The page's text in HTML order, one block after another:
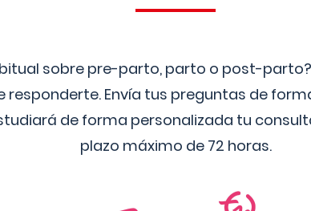
sobre pre-parto, parto o post-
responderte. Envía tus preguntas de
de forma personalizada tu
plazo máximo de 72 horas.